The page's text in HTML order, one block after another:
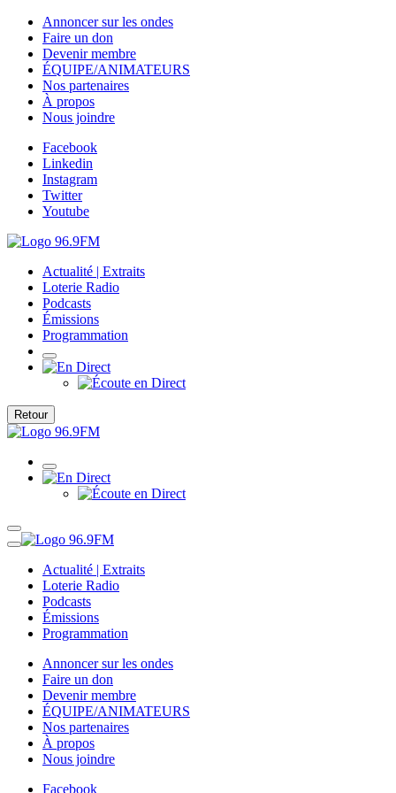
Annoncer sur les ondes
Faire un don
Devenir membre
ÉQUIPE/ANIMATEURS
Nos partenaires
À propos
Nous joindre
Facebook
Linkedin
Instagram
Twitter
Youtube
Actualité | Extraits
Loterie Radio
Podcasts
Émissions
Programmation
Retour
Actualité | Extraits
Loterie Radio
Podcasts
Émissions
Programmation
Annoncer sur les ondes
Faire un don
Devenir membre
ÉQUIPE/ANIMATEURS
Nos partenaires
À propos
Nous joindre
Facebook